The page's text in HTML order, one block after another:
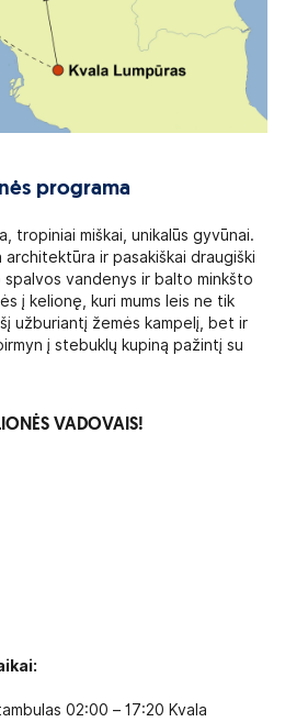
programa
tropiniai miškai, unikalūs gyvūnai.
architektūra ir pasakiškai draugiški
spalvos vandenys ir balto minkšto
į kelionę, kuri mums leis ne tik
užburiantį žemės kampelį, bet ir
į stebuklų kupiną pažintį su
VADOVAIS!
02:00 – 17:20 Kvala